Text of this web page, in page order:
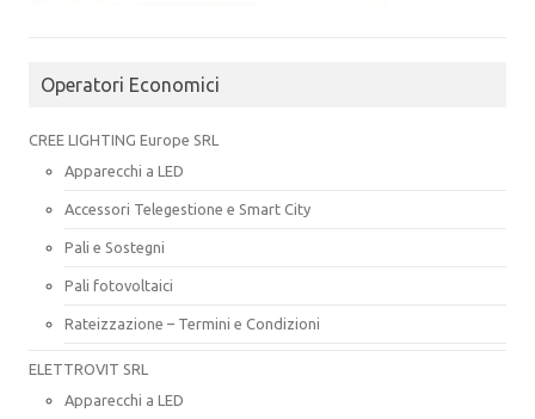
Operatori Economici
CREE LIGHTING Europe SRL
Apparecchi a LED
Accessori Telegestione e Smart City
Pali e Sostegni
Pali fotovoltaici
Rateizzazione – Termini e Condizioni
ELETTROVIT SRL
Apparecchi a LED